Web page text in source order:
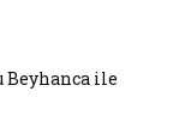
Beyhanca ile